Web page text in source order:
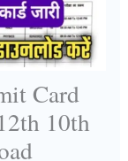
Card
10th